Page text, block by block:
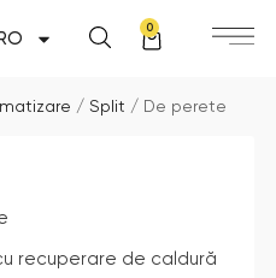
0
/ Split / De perete
recuperare de caldură